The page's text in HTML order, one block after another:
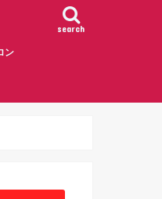
search
ン